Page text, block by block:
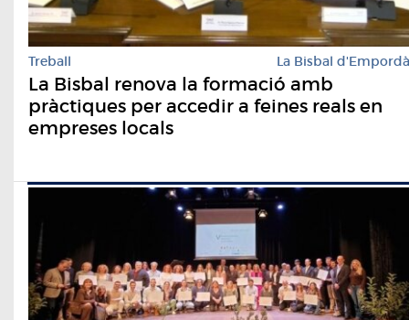
Treball La Bisbal d'Empordà
La Bisbal renova la formació amb
pràctiques per accedir a feines reals en
empreses locals